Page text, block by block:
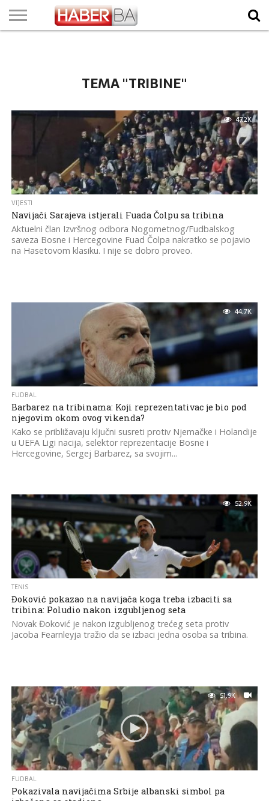
TEMA "TRIBINE"
47.2K
VIJESTI
Navijači Sarajeva istjerali Fuada Čolpu sa tribina
Aktuelni član Izvršnog odbora Nogometnog/Fudbalskog
saveza Bosne i Hercegovine Fuad Čolpa nakratko se pojavio
na Hasetovom klasiku. I nije se dobro proveo.
44.7K
FUDBAL
Barbarez na tribinama: Koji reprezentativac je bio pod
njegovim okom ovog vikenda?
Kako se približavaju ključni susreti protiv Njemačke i Holandije
u UEFA Ligi nacija, selektor reprezentacije Bosne i
Hercegovine, Sergej Barbarez, sa svojim...
52.9K
TENIS
Đoković pokazao na navijača koga treba izbaciti sa
tribina: Poludio nakon izgubljenog seta
Novak Đoković je nakon izgubljenog trećeg seta protiv
Jacoba Fearnleyja tražio da se izbaci jedna osoba sa tribina.
51.9K
FUDBAL
Pokazivala navijačima Srbije albanski simbol pa